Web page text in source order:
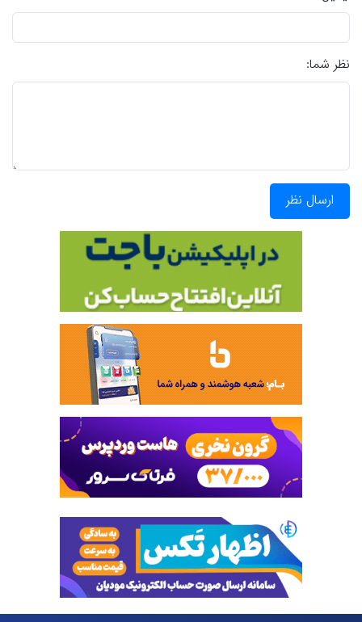
نظر شما:
ارسال نظر